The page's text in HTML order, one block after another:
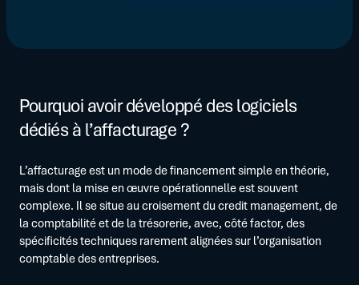
Pourquoi avoir développé des logiciels
dédiés à l’affacturage ?
L’affacturage est un mode de financement simple en théorie,
mais dont la mise en œuvre opérationnelle est souvent
complexe. Il se situe au croisement du credit management, de
la comptabilité et de la trésorerie, avec, côté factor, des
spécificités techniques rarement alignées sur l’organisation
comptable des entreprises.